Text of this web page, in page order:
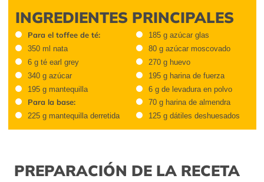
INGREDIENTES PRINCIPALES
Para el toffee de té:
350 ml nata
6 g té earl grey
340 g azúcar
195 g mantequilla
Para la base:
225 g mantequilla derretida
185 g azúcar glas
80 g azúcar moscovado
270 g huevo
195 g harina de fuerza
6 g de levadura en polvo
70 g harina de almendra
125 g dátiles deshuesados
PREPARACIÓN DE LA RECETA